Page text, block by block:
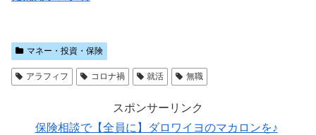
マネー・投資・保険
アラフィフ コロナ禍 就活 無職
スポンサーリンク
保険相談で【全員に】ダロワイヨのマカロンを♪